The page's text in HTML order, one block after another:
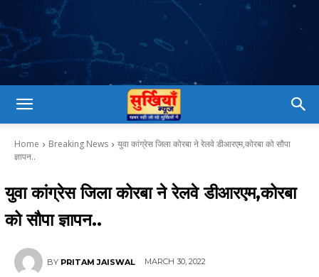
Home Breaking News
युवा कांग्रेस जिला कोरबा ने रेलवे डीआरएम,कोरबा को सौपा
ज्ञापन..
युवा कांग्रेस जिला कोरबा ने रेलवे डीआरएम,कोरबा
को सौपा ज्ञापन..
BY PRITAM JAISWAL MARCH 30, 2022